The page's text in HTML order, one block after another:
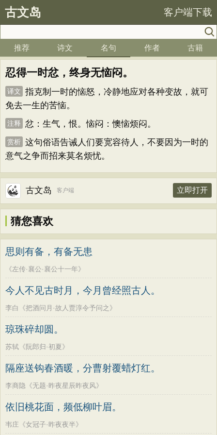
古文岛 客户端下载
推荐 诗文 名句 作者 古籍
忍得一时忿，终身无恼闷。
译文
指克制一时的恼怒，冷静地应对各种变故，就可
免去一生的苦恼。
注释 忿：生气，恨。恼闷：懊恼烦闷。
赏析 这句俗语告诫人们要宽容待人，不要因为一时的
意气之争而招来莫名烦忧。
古文岛 客户端 立即打开
猜您喜欢
思则有备，有备无患
《左传·襄公·襄公十一年》
今人不见古时月，今月曾经照古人。
李白《把酒问月·故人贾淳令予问之》
琼珠碎却圆。
苏轼《阮郎归·初夏》
隔座送钩春酒暖，分曹射覆蜡灯红。
李商隐《无题·昨夜星辰昨夜风》
依旧桃花面，频低柳叶眉。
韦庄《女冠子·昨夜夜半》